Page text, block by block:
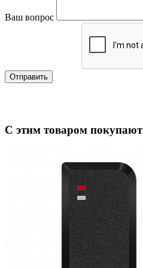
Ваш вопрос
Отправить
С этим товаром покупают